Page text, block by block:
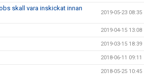
skall vara inskickat innan
2019-05-23 08:35
2019-04-15 13:08
2019-03-15 18:39
2018-06-11 09:11
2018-05-25 10:45